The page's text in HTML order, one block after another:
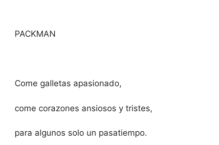
PACKMAN
Come galletas apasionado,
come corazones ansiosos y tristes,
para algunos solo un pasatiempo.